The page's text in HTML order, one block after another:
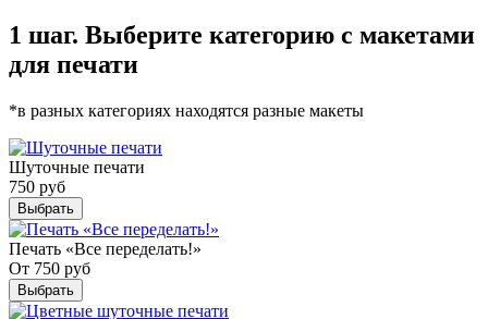
1 шаг. Выберите категорию с макетами
для печати
*в разных категориях находятся разные макеты
Шуточные печати
750 руб
Выбрать
Печать «Все переделать!»
От 750 руб
Выбрать